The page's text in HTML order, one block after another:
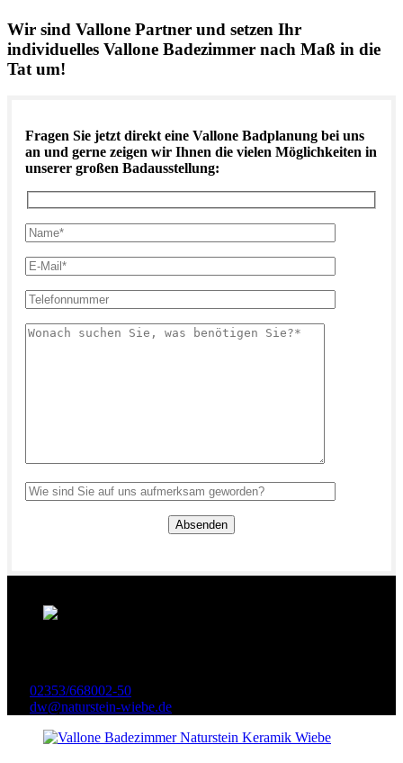
Wir sind Vallone Partner und setzen Ihr
individuelles Vallone Badezimmer nach Maß in die
Tat um!
Fragen Sie jetzt direkt eine Vallone Badplanung bei uns
an und gerne zeigen wir Ihnen die vielen Möglichkeiten in
unserer großen Badausstellung:
02353/668002-50
dw@naturstein-wiebe.de